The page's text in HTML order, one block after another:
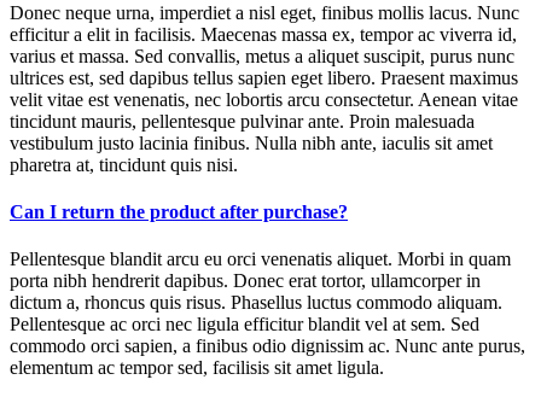
Donec neque urna, imperdiet a nisl eget, finibus mollis lacus. Nunc
efficitur a elit in facilisis. Maecenas massa ex, tempor ac viverra id,
varius et massa. Sed convallis, metus a aliquet suscipit, purus nunc
ultrices est, sed dapibus tellus sapien eget libero. Praesent maximus
velit vitae est venenatis, nec lobortis arcu consectetur. Aenean vitae
tincidunt mauris, pellentesque pulvinar ante. Proin malesuada
vestibulum justo lacinia finibus. Nulla nibh ante, iaculis sit amet
pharetra at, tincidunt quis nisi.
Can I return the product after purchase?
Pellentesque blandit arcu eu orci venenatis aliquet. Morbi in quam
porta nibh hendrerit dapibus. Donec erat tortor, ullamcorper in
dictum a, rhoncus quis risus. Phasellus luctus commodo aliquam.
Pellentesque ac orci nec ligula efficitur blandit vel at sem. Sed
commodo orci sapien, a finibus odio dignissim ac. Nunc ante purus,
elementum ac tempor sed, facilisis sit amet ligula.